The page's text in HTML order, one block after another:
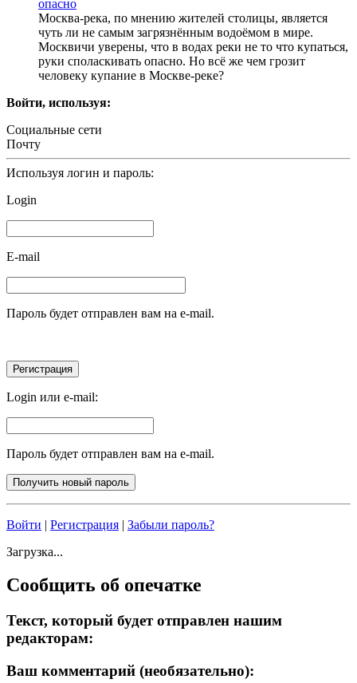
опасно
Москва-река, по мнению жителей столицы, является
чуть ли не самым загрязнённым водоёмом в мире.
Москвичи уверены, что в водах реки не то что купаться,
руки споласкивать опасно. Но всё же чем грозит
человеку купание в Москве-реке?
Войти, используя:
Социальные сети
Почту
Используя логин и пароль:
Login
E-mail
Пароль будет отправлен вам на e-mail.
Login или e-mail:
Пароль будет отправлен вам на e-mail.
Войти | Регистрация | Забыли пароль?
Загрузка...
Сообщить об опечатке
Текст, который будет отправлен нашим
редакторам:
Ваш комментарий (необязательно):